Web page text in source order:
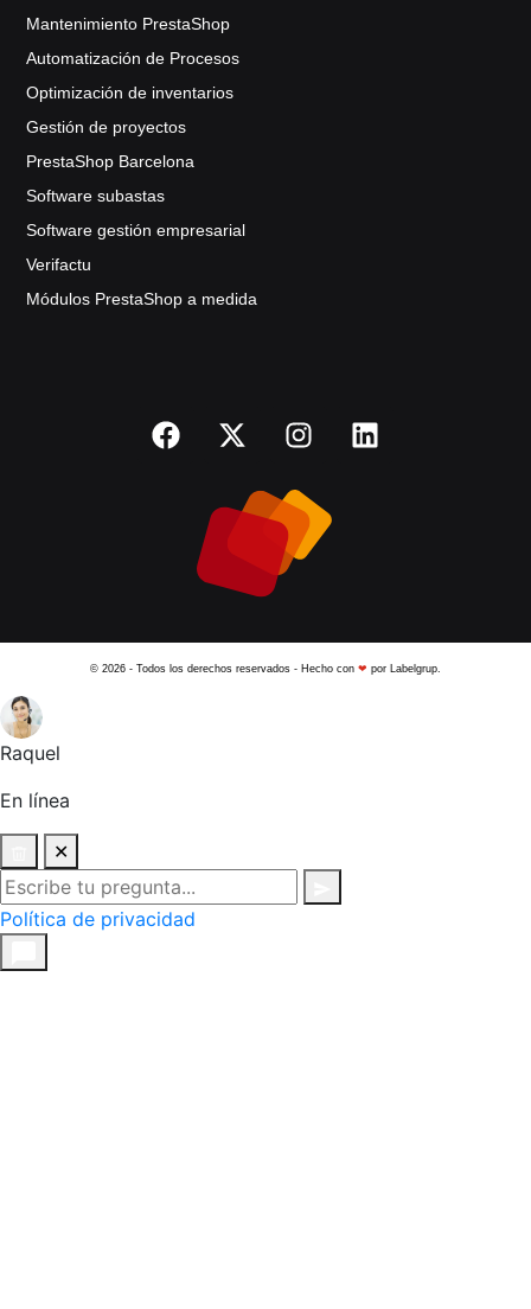
Mantenimiento PrestaShop
Automatización de Procesos
Optimización de inventarios
Gestión de proyectos
PrestaShop Barcelona
Software subastas
Software gestión empresarial
Verifactu
Módulos PrestaShop a medida
© 2026 - Todos los derechos reservados - Hecho con ❤ por Labelgrup.
Raquel
En línea
✕
Política de privacidad